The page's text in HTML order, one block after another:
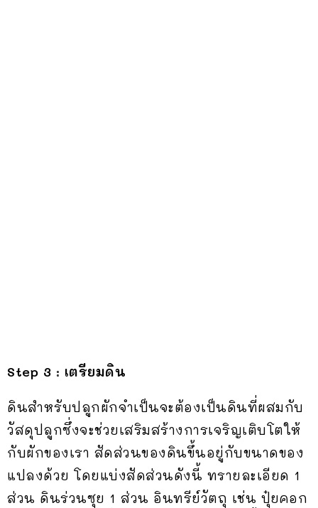
Step 3 : เตรียมดิน
ดินสำหรับปลูกผักจำเป็นจะต้องเป็นดินที่ผสมกับ
วัสดุปลูกซึ่งจะช่วยเสริมสร้างการเจริญเติบโตให้
กับผักของเรา สัดส่วนของดินขึ้นอยู่กับขนาดของ
แปลงด้วย โดยแบ่งสัดส่วนดังนี้ ทรายละเอียด 1
ส่วน ดินร่วนซุย 1 ส่วน อินทรีย์วัตถุ เช่น ปุ๋ยคอก